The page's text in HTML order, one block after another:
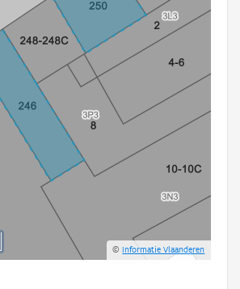
©Informatie Vlaanderen